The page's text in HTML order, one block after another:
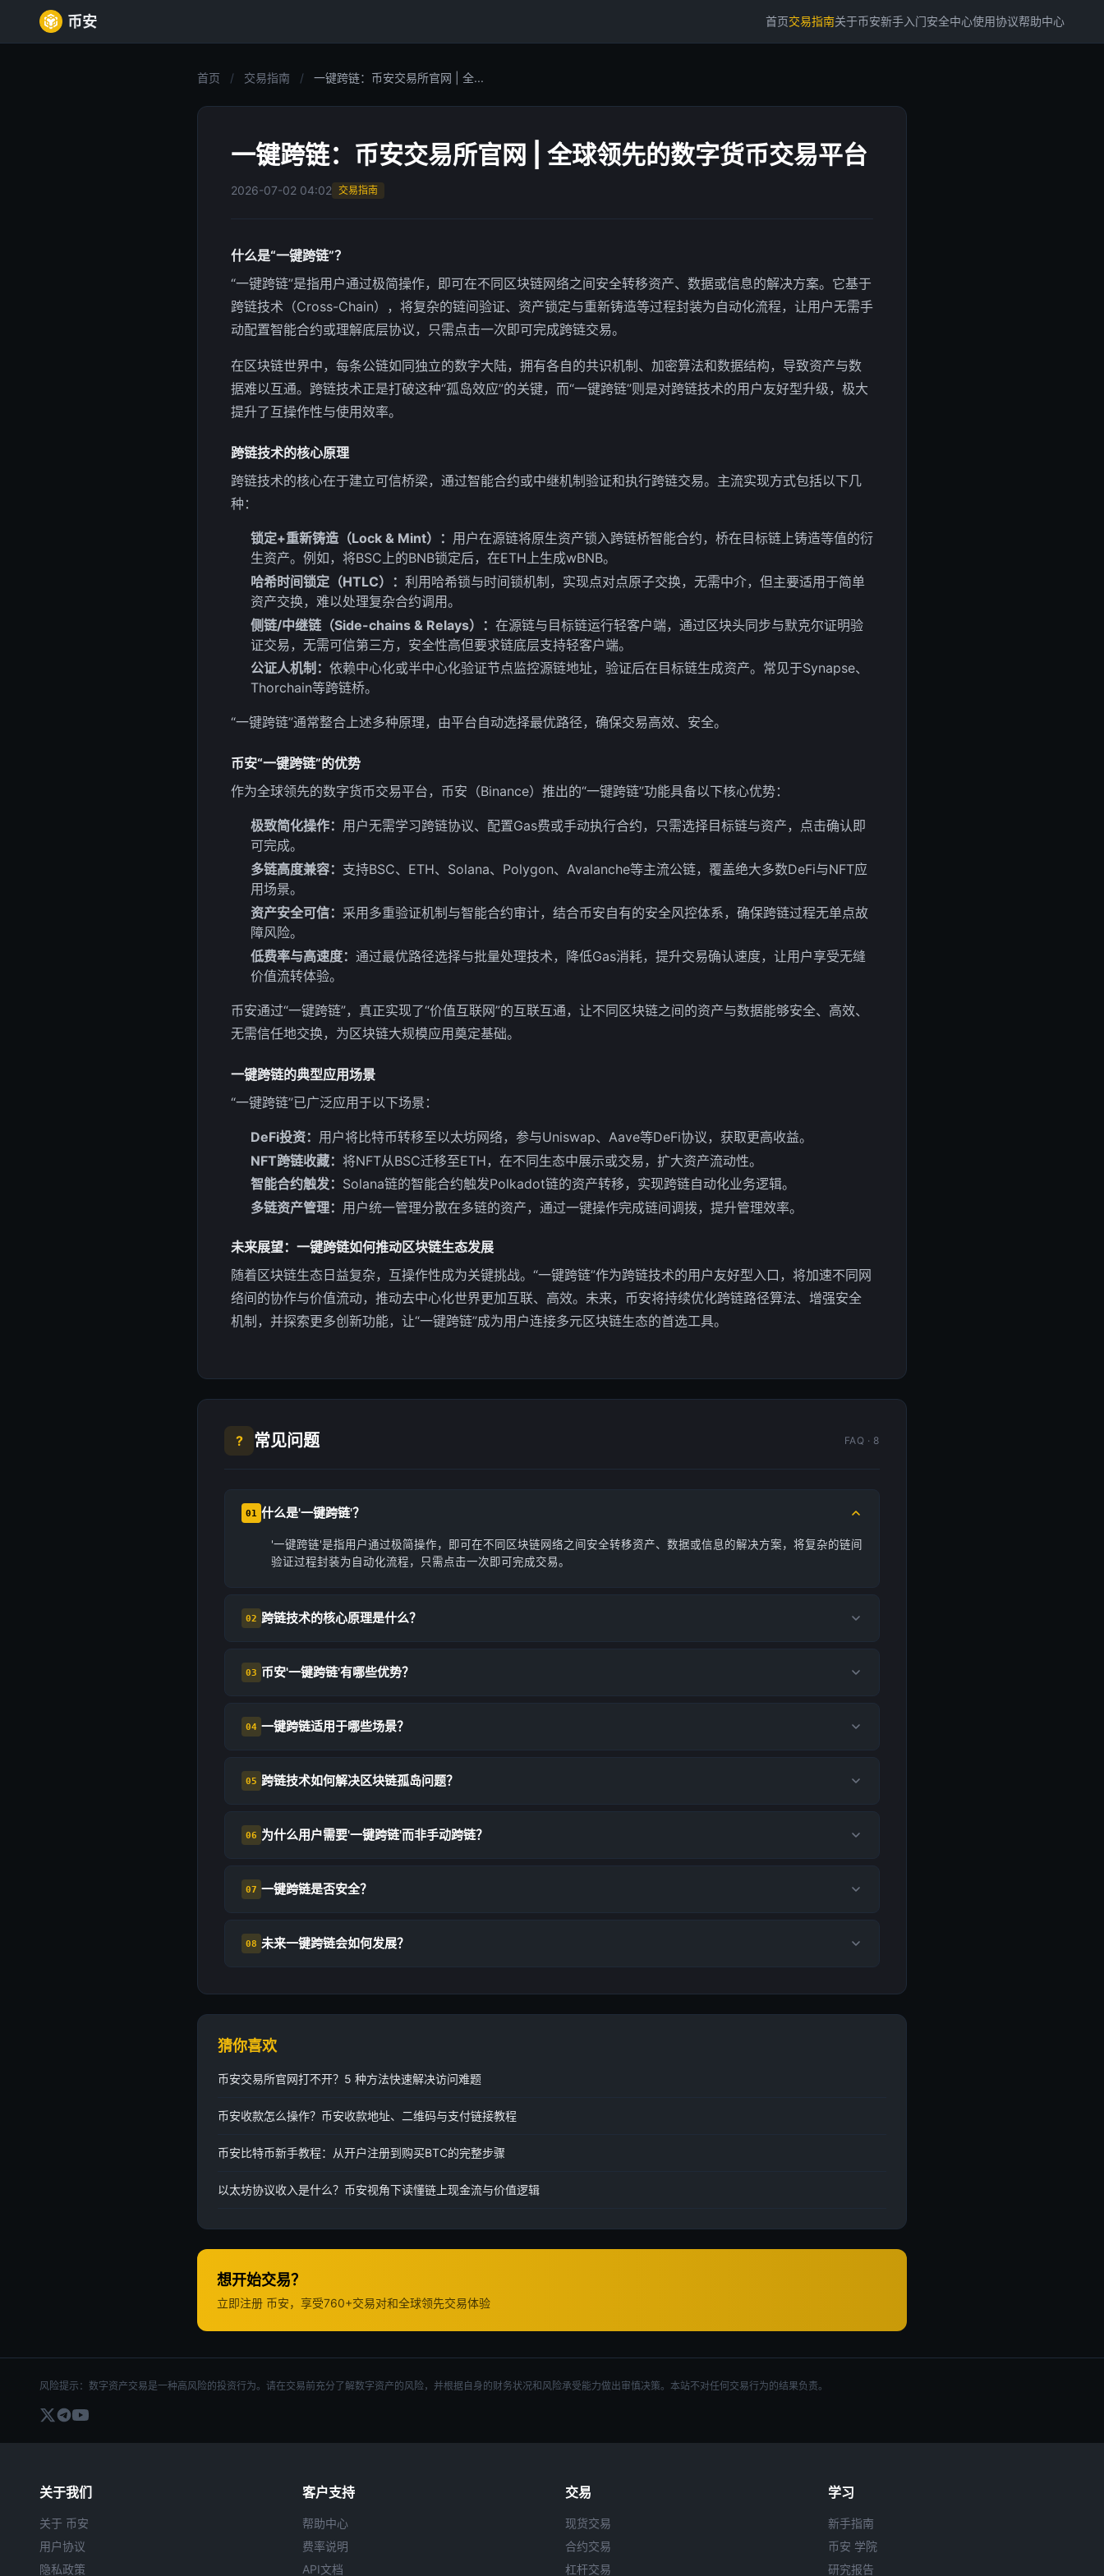
币安 首页交易指南关于币安新手入门安全中心使用协议帮助中心
首页 / 交易指南 / 一键跨链：币安交易所官网 | 全...
一键跨链：币安交易所官网 | 全球领先的数字货币交易平台
2026-07-02 04:02 交易指南
什么是“一键跨链”？
“一键跨链”是指用户通过极简操作，即可在不同区块链网络之间安全转移资产、数据或信息的解决方案。它基于
跨链技术（Cross-Chain），将复杂的链间验证、资产锁定与重新铸造等过程封装为自动化流程，让用户无需手
动配置智能合约或理解底层协议，只需点击一次即可完成跨链交易。
在区块链世界中，每条公链如同独立的数字大陆，拥有各自的共识机制、加密算法和数据结构，导致资产与数
据难以互通。跨链技术正是打破这种“孤岛效应”的关键，而“一键跨链”则是对跨链技术的用户友好型升级，极大
提升了互操作性与使用效率。
跨链技术的核心原理
跨链技术的核心在于建立可信桥梁，通过智能合约或中继机制验证和执行跨链交易。主流实现方式包括以下几
种：
锁定+重新铸造（Lock & Mint）： 用户在源链将原生资产锁入跨链桥智能合约，桥在目标链上铸造等值的衍
生资产。例如，将BSC上的BNB锁定后，在ETH上生成wBNB。
哈希时间锁定（HTLC）： 利用哈希锁与时间锁机制，实现点对点原子交换，无需中介，但主要适用于简单
资产交换，难以处理复杂合约调用。
侧链/中继链（Side-chains & Relays）： 在源链与目标链运行轻客户端，通过区块头同步与默克尔证明验
证交易，无需可信第三方，安全性高但要求链底层支持轻客户端。
公证人机制： 依赖中心化或半中心化验证节点监控源链地址，验证后在目标链生成资产。常见于Synapse、
Thorchain等跨链桥。
“一键跨链”通常整合上述多种原理，由平台自动选择最优路径，确保交易高效、安全。
币安“一键跨链”的优势
作为全球领先的数字货币交易平台，币安（Binance）推出的“一键跨链”功能具备以下核心优势：
极致简化操作： 用户无需学习跨链协议、配置Gas费或手动执行合约，只需选择目标链与资产，点击确认即
可完成。
多链高度兼容： 支持BSC、ETH、Solana、Polygon、Avalanche等主流公链，覆盖绝大多数DeFi与NFT应
用场景。
资产安全可信： 采用多重验证机制与智能合约审计，结合币安自有的安全风控体系，确保跨链过程无单点故
障风险。
低费率与高速度： 通过最优路径选择与批量处理技术，降低Gas消耗，提升交易确认速度，让用户享受无缝
价值流转体验。
币安通过“一键跨链”，真正实现了“价值互联网”的互联互通，让不同区块链之间的资产与数据能够安全、高效、
无需信任地交换，为区块链大规模应用奠定基础。
一键跨链的典型应用场景
“一键跨链”已广泛应用于以下场景：
DeFi投资： 用户将比特币转移至以太坊网络，参与Uniswap、Aave等DeFi协议，获取更高收益。
NFT跨链收藏： 将NFT从BSC迁移至ETH，在不同生态中展示或交易，扩大资产流动性。
智能合约触发： Solana链的智能合约触发Polkadot链的资产转移，实现跨链自动化业务逻辑。
多链资产管理： 用户统一管理分散在多链的资产，通过一键操作完成链间调拨，提升管理效率。
未来展望：一键跨链如何推动区块链生态发展
随着区块链生态日益复杂，互操作性成为关键挑战。“一键跨链”作为跨链技术的用户友好型入口，将加速不同网
络间的协作与价值流动，推动去中心化世界更加互联、高效。未来，币安将持续优化跨链路径算法、增强安全
机制，并探索更多创新功能，让“一键跨链”成为用户连接多元区块链生态的首选工具。
? 常见问题 FAQ · 8
01 什么是'一键跨链'？
'一键跨链'是指用户通过极简操作，即可在不同区块链网络之间安全转移资产、数据或信息的解决方案，将复杂的链间
验证过程封装为自动化流程，只需点击一次即可完成交易。
02 跨链技术的核心原理是什么？
03 币安'一键跨链'有哪些优势？
04 一键跨链适用于哪些场景？
05 跨链技术如何解决区块链孤岛问题？
06 为什么用户需要'一键跨链'而非手动跨链？
07 一键跨链是否安全？
08 未来一键跨链会如何发展？
猜你喜欢
币安交易所官网打不开？5 种方法快速解决访问难题
币安收款怎么操作？币安收款地址、二维码与支付链接教程
币安比特币新手教程：从开户注册到购买BTC的完整步骤
以太坊协议收入是什么？币安视角下读懂链上现金流与价值逻辑
想开始交易？
立即注册 币安，享受760+交易对和全球领先交易体验
风险提示：数字资产交易是一种高风险的投资行为。请在交易前充分了解数字资产的风险，并根据自身的财务状况和风险承受能力做出审慎决策。本站不对任何交易行为的结果负责。
关于我们
关于 币安
用户协议
隐私政策
客户支持
帮助中心
费率说明
API文档
交易
现货交易
合约交易
杠杆交易
学习
新手指南
币安 学院
研究报告